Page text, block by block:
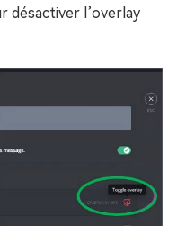
désactiver l’overlay